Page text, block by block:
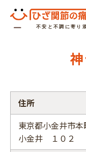
住所
東京都小金井市
小金井 １０２